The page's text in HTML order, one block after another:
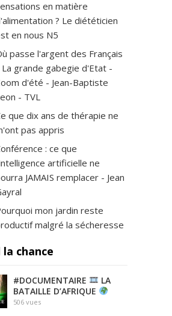
en matière
? Le diététicien
en nous N5
passe l'argent des Français
La grande gabegie d'Etat -
d'été - Jean-Baptiste
- TVL
que dix ans de thérapie ne
pas appris
: ce que
artificielle ne
JAMAIS remplacer - Jean
mon jardin reste
malgré la sécheresse
chance
#DOCUMENTAIRE
LA
BATAILLE D’AFRIQUE
506 vues